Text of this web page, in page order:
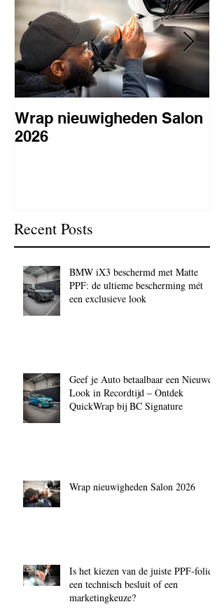
Wrap nieuwigheden Salon
2026
Recent Posts
BMW iX3 beschermd met Matte
PPF: de ultieme bescherming mét
een exclusieve look
Geef je Auto betaalbaar een Nieuwe
Look in Recordtijd – Ontdek
QuickWrap bij BC Signature
Wrap nieuwigheden Salon 2026
Is het kiezen van de juiste PPF‑folie
een technisch besluit of een
marketingkeuze?